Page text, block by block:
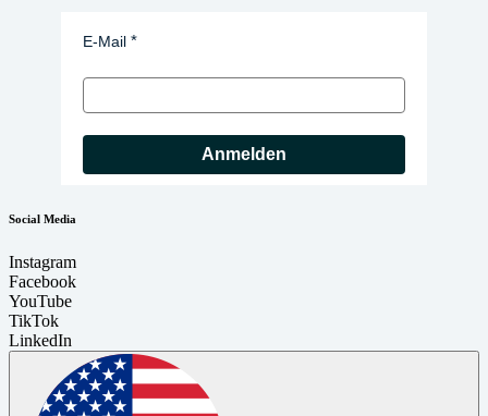
E-Mail
Anmelden
Social Media
Instagram
Facebook
YouTube
TikTok
LinkedIn